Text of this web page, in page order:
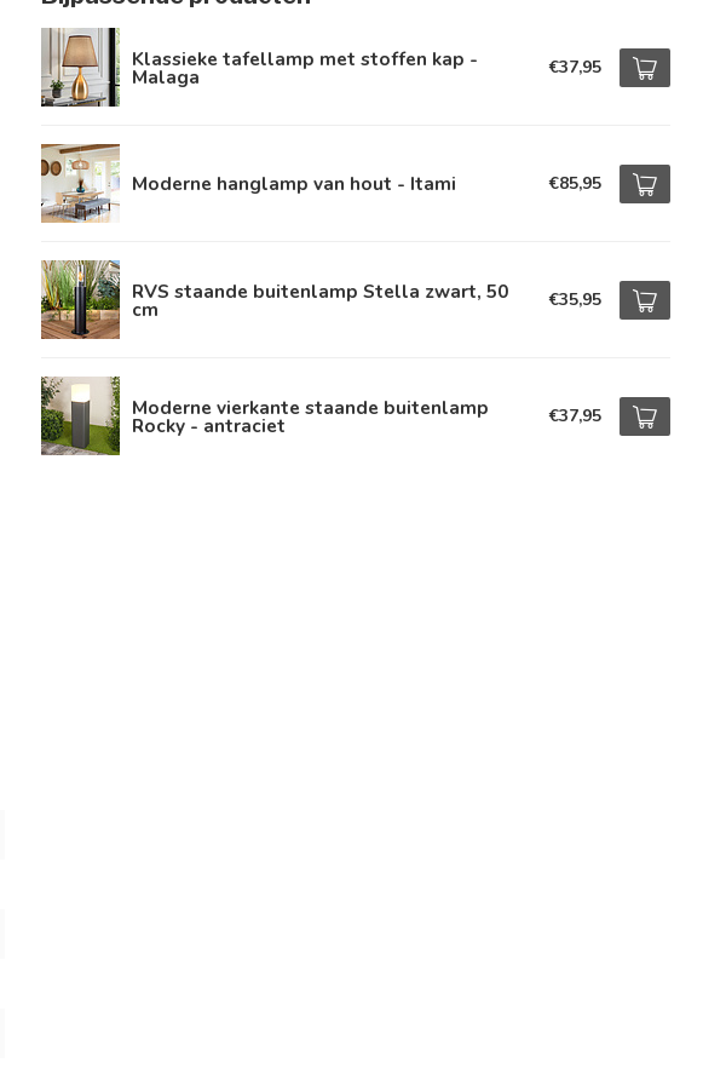
Klassieke tafellamp met stoffen kap -
Malaga €37,95
Moderne hanglamp van hout - Itami €85,95
RVS staande buitenlamp Stella zwart, 50
cm €35,95
Moderne vierkante staande buitenlamp
Rocky - antraciet €37,95